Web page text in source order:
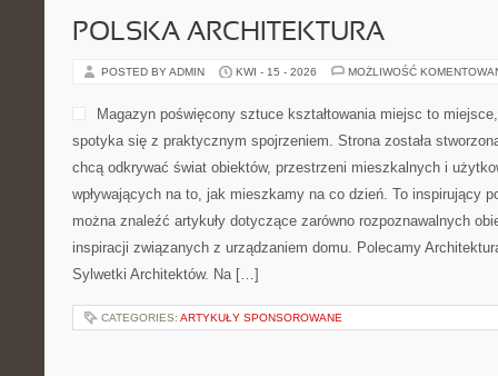
POLSKA ARCHITEKTURA
POSTED BY ADMIN KWI - 15 - 2026 MOŻLIWOŚĆ
Magazyn poświęcony sztuce kształtowania miejsc to
spotyka się z praktycznym spojrzeniem. Strona została
chcą odkrywać świat obiektów, przestrzeni mieszkalnych i
wpływających na to, jak mieszkamy na co dzień. To inspirujący
można znaleźć artykuły dotyczące zarówno rozpoznawalnych
inspiracji związanych z urządzaniem domu. Polecamy
Sylwetki Architektów. Na […]
CATEGORIES: ARTYKUŁY SPONSOROWANE